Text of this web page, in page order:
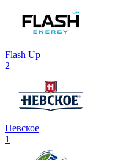
Flash Up
2
Невское
1